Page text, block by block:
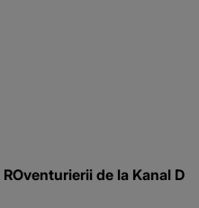
de la Kanal D